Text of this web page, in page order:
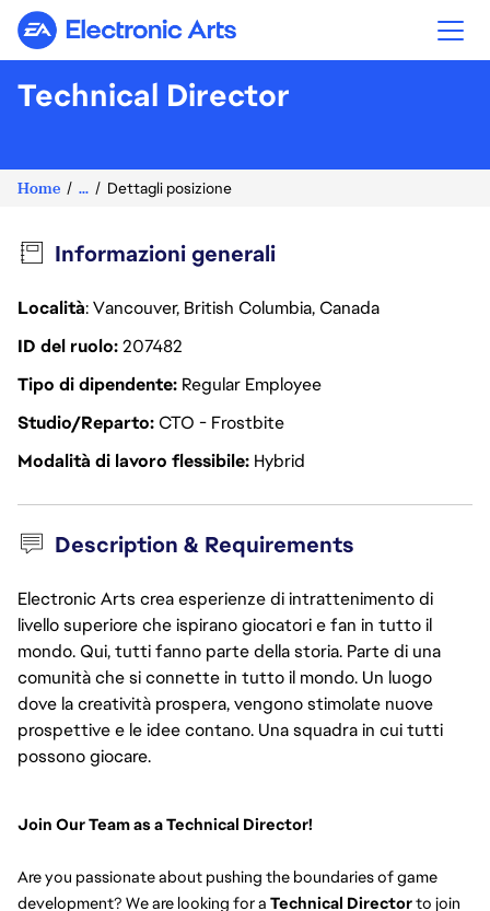
Electronic Arts
Technical Director
Home ... Dettagli posizione
Informazioni generali
Località: Vancouver, British Columbia, Canada
ID del ruolo207482
Tipo di dipendente Regular Employee
Studio/RepartoCTO - Frostbite
Modalità di lavoro flessibile Hybrid
Description & Requirements
Electronic Arts crea esperienze di intrattenimento di
livello superiore che ispirano giocatori e fan in tutto il
mondo. Qui, tutti fanno parte della storia. Parte di una
comunità che si connette in tutto il mondo. Un luogo
dove la creatività prospera, vengono stimolate nuove
prospettive e le idee contano. Una squadra in cui tutti
possono giocare.
Join Our Team as a Technical Director!
Are you passionate about pushing the boundaries of game
development? We are looking for a Technical Director to join